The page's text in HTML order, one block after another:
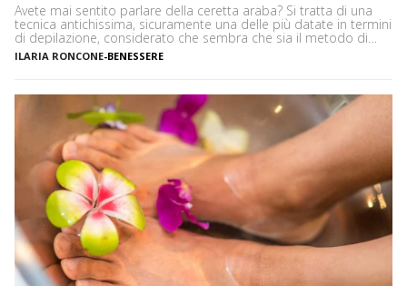
Avete mai sentito parlare della ceretta araba? Si tratta di una
tecnica antichissima, sicuramente una delle più datate in termini
di depilazione, considerato che sembra che sia il metodo di
rimozione peli più antico conosciuto. In che cosa consiste e
come si fa? Vediamo insieme tutto quello che serve sapere sulla
ILARIA RONCONE-BENESSERE